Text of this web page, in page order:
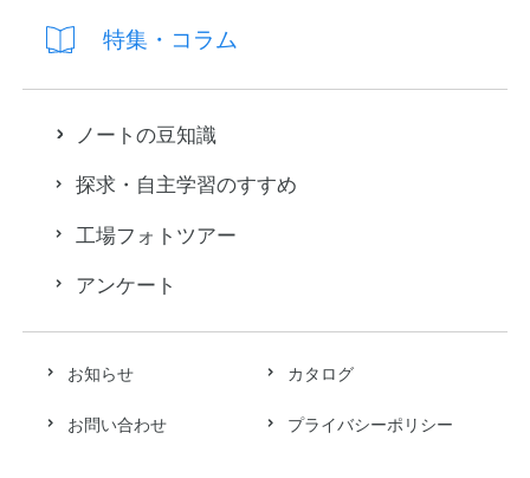
お知らせ カタログ
お問い合わせ プライバシーポリシー
特集・コラム
ノートの豆知識
探求・自主学習のすすめ
工場フォトツアー
アンケート